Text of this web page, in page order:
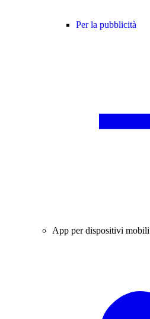
Per la pubblicità
App per dispositivi mobili